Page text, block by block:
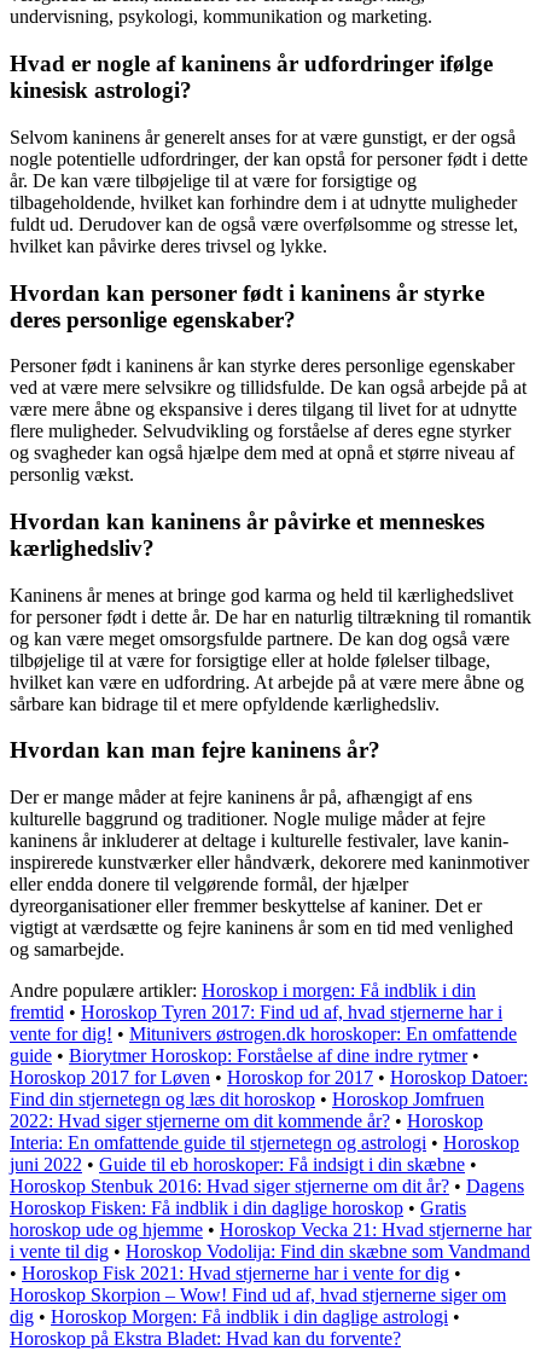
undervisning, psykologi, kommunikation og marketing.
Hvad er nogle af kaninens år udfordringer ifølge
kinesisk astrologi?
Selvom kaninens år generelt anses for at være gunstigt, er der også
nogle potentielle udfordringer, der kan opstå for personer født i dette
år. De kan være tilbøjelige til at være for forsigtige og
tilbageholdende, hvilket kan forhindre dem i at udnytte muligheder
fuldt ud. Derudover kan de også være overfølsomme og stresse let,
hvilket kan påvirke deres trivsel og lykke.
Hvordan kan personer født i kaninens år styrke
deres personlige egenskaber?
Personer født i kaninens år kan styrke deres personlige egenskaber
ved at være mere selvsikre og tillidsfulde. De kan også arbejde på at
være mere åbne og ekspansive i deres tilgang til livet for at udnytte
flere muligheder. Selvudvikling og forståelse af deres egne styrker
og svagheder kan også hjælpe dem med at opnå et større niveau af
personlig vækst.
Hvordan kan kaninens år påvirke et menneskes
kærlighedsliv?
Kaninens år menes at bringe god karma og held til kærlighedslivet
for personer født i dette år. De har en naturlig tiltrækning til romantik
og kan være meget omsorgsfulde partnere. De kan dog også være
tilbøjelige til at være for forsigtige eller at holde følelser tilbage,
hvilket kan være en udfordring. At arbejde på at være mere åbne og
sårbare kan bidrage til et mere opfyldende kærlighedsliv.
Hvordan kan man fejre kaninens år?
Der er mange måder at fejre kaninens år på, afhængigt af ens
kulturelle baggrund og traditioner. Nogle mulige måder at fejre
kaninens år inkluderer at deltage i kulturelle festivaler, lave kanin-
inspirerede kunstværker eller håndværk, dekorere med kaninmotiver
eller endda donere til velgørende formål, der hjælper
dyreorganisationer eller fremmer beskyttelse af kaniner. Det er
vigtigt at værdsætte og fejre kaninens år som en tid med venlighed
og samarbejde.
Andre populære artikler: Horoskop i morgen: Få indblik i din
fremtid • Horoskop Tyren 2017: Find ud af, hvad stjernerne har i
vente for dig! • Mitunivers østrogen.dk horoskoper: En omfattende
guide • Biorytmer Horoskop: Forståelse af dine indre rytmer•
Horoskop 2017 for Løven • Horoskop for 2017 • Horoskop Datoer:
Find din stjernetegn og læs dit horoskop • Horoskop Jomfruen
2022: Hvad siger stjernerne om dit kommende år? • Horoskop
Interia: En omfattende guide til stjernetegn og astrologi • Horoskop
juni 2022 • Guide til eb horoskoper: Få indsigt i din skæbne •
Horoskop Stenbuk 2016: Hvad siger stjernerne om dit år? • Dagens
Horoskop Fisken: Få indblik i din daglige horoskop • Gratis
horoskop ude og hjemme • Horoskop Vecka 21: Hvad stjernerne har
i vente til dig • Horoskop Vodolija: Find din skæbne som Vandmand
• Horoskop Fisk 2021: Hvad stjernerne har i vente for dig •
Horoskop Skorpion – Wow! Find ud af, hvad stjernerne siger om
dig • Horoskop Morgen: Få indblik i din daglige astrologi •
Horoskop på Ekstra Bladet: Hvad kan du forvente?